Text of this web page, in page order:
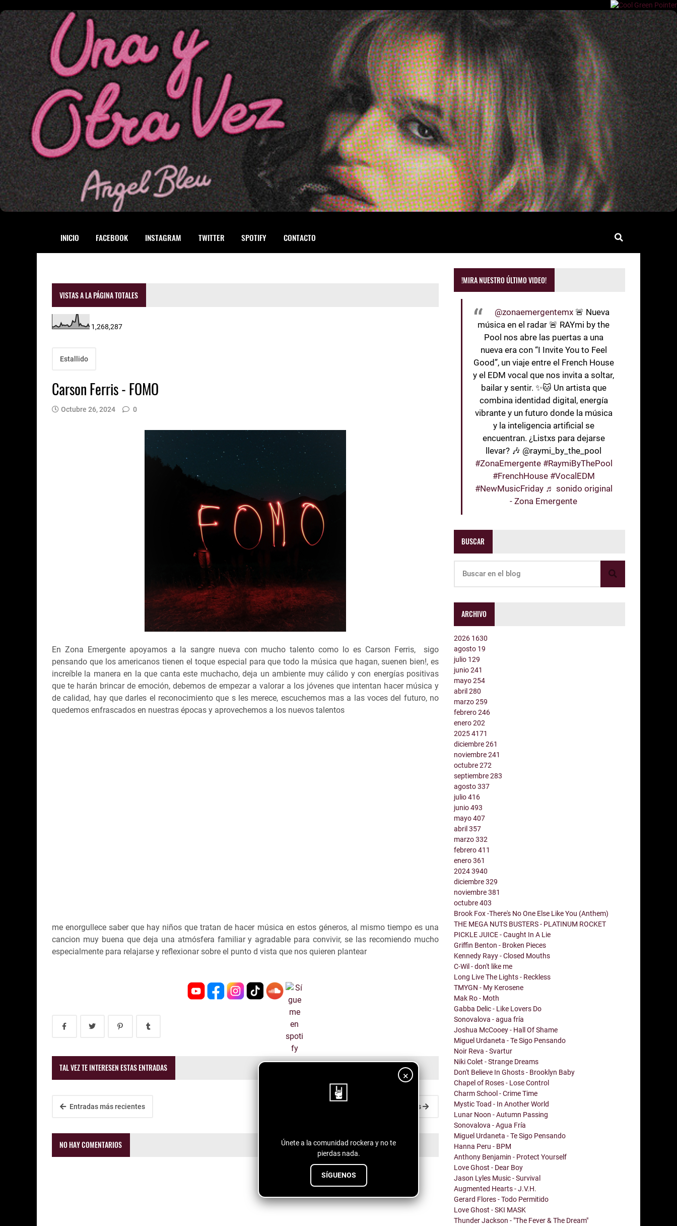
INICIO FACEBOOK INSTAGRAM TWITTER SPOTIFY CONTACTO
×
Únete a la comunidad rockera y no te
pierdas nada.
SÍGUENOS
VISTAS A LA PÁGINA TOTALES
1,268,287
Estallido
Carson Ferris - FOMO
Octubre 26, 2024 0
En Zona Emergente apoyamos a la sangre nueva con mucho talento como lo es Carson Ferris, sigo
pensando que los americanos tienen el toque especial para que todo la música que hagan, suenen bien!, es
increíble la manera en la que canta este muchacho, deja un ambiente muy cálido y con energías positivas
que te harán brincar de emoción, debemos de empezar a valorar a los jóvenes que intentan hacer música y
de calidad, hay que darles el reconocimiento que s les merece, escuchemos mas a las voces del futuro, no
quedemos enfrascados en nuestras épocas y aprovechemos a los nuevos talentos
me enorgullece saber que hay niños que tratan de hacer música en estos géneros, al mismo tiempo es una
cancion muy buena que deja una atmósfera familiar y agradable para convivir, se las recomiendo mucho
especialmente para relajarse y reflexionar sobre el punto d vista que nos quieren plantear
TAL VEZ TE INTERESEN ESTAS ENTRADAS
Entradas más recientes Entradas antiguas
NO HAY COMENTARIOS
!MIRA NUESTRO ÚLTIMO VIDEO!
@zonaemergentemx 🚨 Nueva
música en el radar 🚨 RAYmi by the
Pool nos abre las puertas a una
nueva era con “I Invite You to Feel
Good”, un viaje entre el French House
y el EDM vocal que nos invita a soltar,
bailar y sentir. ✨🐱 Un artista que
combina identidad digital, energía
vibrante y un futuro donde la música
y la inteligencia artificial se
encuentran. ¿Listxs para dejarse
llevar? 🎶 @raymi_by_the_pool
#ZonaEmergente #RaymiByThePool
#FrenchHouse #VocalEDM
#NewMusicFriday ♬ sonido original
- Zona Emergente
BUSCAR
ARCHIVO
2026 1630
agosto 19
julio 129
junio241
mayo254
abril280
marzo259
febrero246
enero202
20254171
diciembre261
noviembre241
octubre272
septiembre283
agosto337
julio416
junio493
mayo407
abril357
marzo332
febrero411
enero361
20243940
diciembre329
noviembre381
octubre403
Brook Fox -There's No One Else Like You (Anthem)
THE MEGA NUTS BUSTERS - PLATINUM ROCKET
PICKLE JUICE - Caught In A Lie
Griffin Benton - Broken Pieces
Kennedy Rayy - Closed Mouths
C-Wil - don't like me
Long Live The Lights - Reckless
TMYGN - My Kerosene
Mak Ro - Moth
Gabba Delic - Like Lovers Do
Sonovalova - agua fría
Joshua McCooey - Hall Of Shame
Miguel Urdaneta - Te Sigo Pensando
Noir Reva - Svartur
Niki Colet - Strange Dreams
Don't Believe In Ghosts - Brooklyn Baby
Chapel of Roses - Lose Control
Charm School - Crime Time
Mystic Toad - In Another World
Lunar Noon - Autumn Passing
Sonovalova - Agua Fría
Miguel Urdaneta - Te Sigo Pensando
Hanna Peru - BPM
Anthony Benjamin - Protect Yourself
Love Ghost - Dear Boy
Jason Lyles Music - Survival
Augmented Hearts - J.V.H.
Gerard Flores - Todo Permitido
Love Ghost - SKI MASK
Thunder Jackson - "The Fever & The Dream"